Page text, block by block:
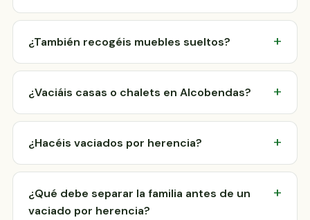
¿También recogéis muebles sueltos?
¿Vaciáis casas o chalets en Alcobendas?
¿Hacéis vaciados por herencia?
¿Qué debe separar la familia antes de un
vaciado por herencia?